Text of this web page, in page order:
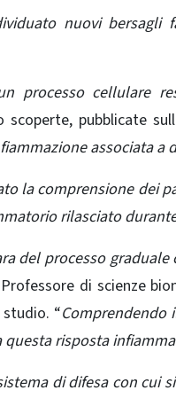
nuovi
processo cellulare
pubblicate
associata a
la comprensione dei
rilasciato
del processo
di scienze
“Comprendendo
risposta
di difesa con cui